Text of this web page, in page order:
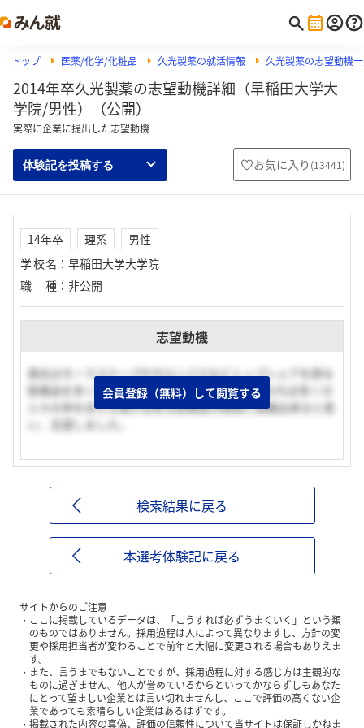
トップ 医薬/化学/化粧品 久光製薬の就活情報 久光製薬の志望動機
2014年卒久光製薬の志望動機詳細（早稲田大学大
学院/男性）（公開）
実際に企業に提出した志望動機
体験記を投稿する お気に入り (13441)
14年卒 理系
男性
学校名 ： 早稲田大学大学院
職種 ： 非公開
志望動機
貴社はモーラステープやサロンパスなどトップシェアを誇る
医薬品を多く抱えており、貴社で医薬品を開発せれば多くの
人々の命を支える事が出来る医薬品の開発に挑戦出来ると思
い、志望しました。
会員登録（無料）して閲覧する
検索結果に戻る
本選考体験記に戻る
サイトからのご注意
ここに掲載しているデータは、「こうすれば必ずうまくいく」という類
のものではありません。採用過程は人によって異なりますし、方針の変
更や採用担当者が変わることで前年と大幅に変更される場合もありえま
す。
また、言うまでもないことですが、採用過程に対する感じ方は主観的な
ものに過ぎません。他人が誉めているからといってかならずしもあなた
にとって望ましい企業とは言い切れませんし、ここで評価の高くない企
業であっても素晴らしい企業はあるはずです。
掲載された内容の真偽、評価の信頼性について当サイトは保証しかねま